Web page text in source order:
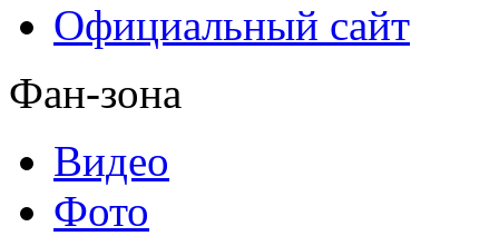
Официальный сайт
Фан-зона
Видео
Фото